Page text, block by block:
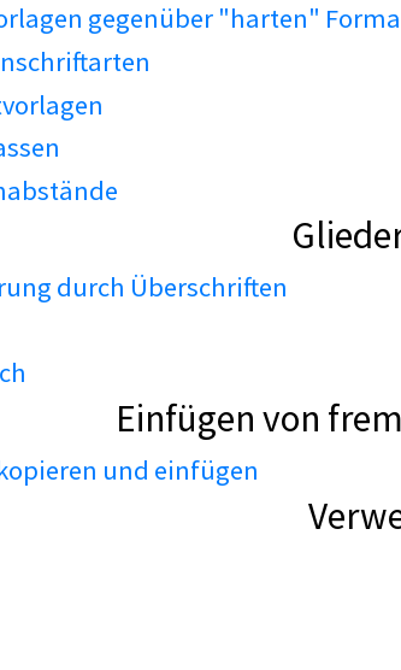
gegenüber "harten"
durch Überschriften
Einfügen von
und einfügen